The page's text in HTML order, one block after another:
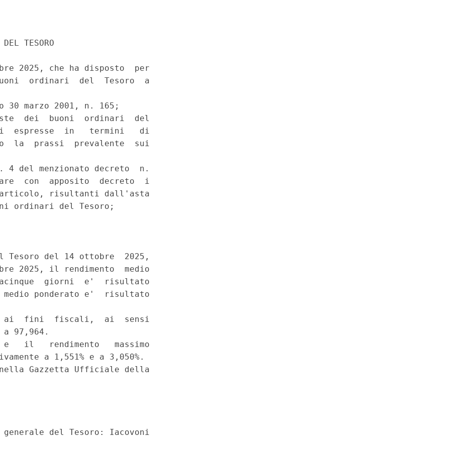
DEL TESORO
2025, che ha disposto  per
ordinari  del  Tesoro  a
30 marzo 2001, n. 165;
dei  buoni  ordinari  del
espresse  in   termini   di
la  prassi  prevalente  sui
4 del menzionato decreto  n.
con  apposito  decreto  i
risultanti dall'asta
ordinari del Tesoro;
Tesoro del 14 ottobre  2025,
2025, il rendimento  medio
giorni  e'  risultato
medio ponderato e'  risultato
fini  fiscali,  ai  sensi
97,964.
il   rendimento   massimo
a 1,551% e a 3,050%.
Gazzetta Ufficiale della